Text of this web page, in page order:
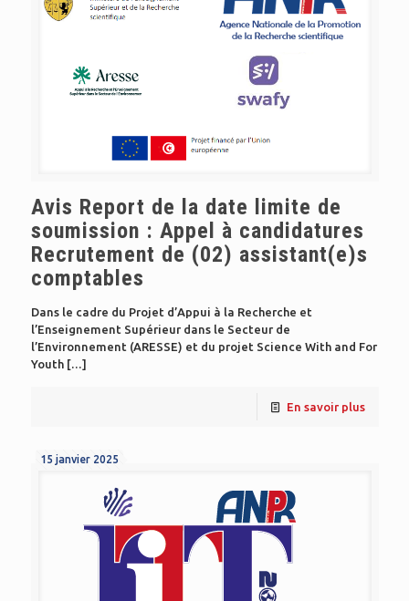
Avis Report de la date limite de
soumission : Appel à candidatures
Recrutement de (02) assistant(e)s
comptables
Dans le cadre du Projet d’Appui à la Recherche et
l’Enseignement Supérieur dans le Secteur de
l’Environnement (ARESSE) et du projet Science With and For
Youth[…]
En savoir plus
15 janvier 2025